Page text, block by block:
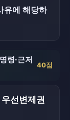
유에 해당하
령·근저
40점
선변제권